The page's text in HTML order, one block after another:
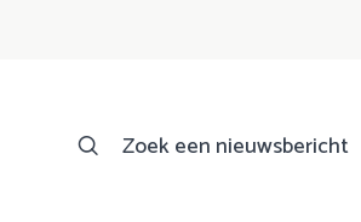
Zoek een nieuwsbericht